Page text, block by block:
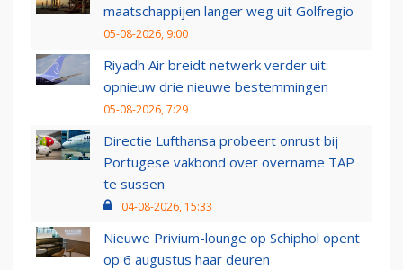
maatschappijen langer weg uit Golfregio
05-08-2026, 9:00
Riyadh Air breidt netwerk verder uit:
opnieuw drie nieuwe bestemmingen
05-08-2026, 7:29
Directie Lufthansa probeert onrust bij
Portugese vakbond over overname TAP
te sussen
04-08-2026, 15:33
Nieuwe Privium-lounge op Schiphol opent
op 6 augustus haar deuren